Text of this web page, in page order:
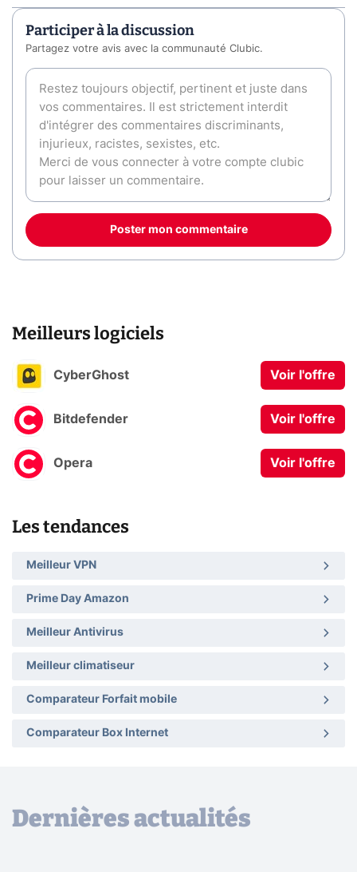
Participer à la discussion
Partagez votre avis avec la communauté Clubic.
Poster mon commentaire
Meilleurs logiciels
CyberGhost Voir l'offre
Bitdefender Voir l'offre
Opera Voir l'offre
Les tendances
Meilleur VPN
Prime Day Amazon
Meilleur Antivirus
Meilleur climatiseur
Comparateur Forfait mobile
Comparateur Box Internet
Dernières actualités